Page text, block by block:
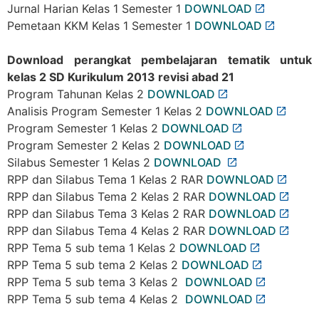
Jurnal Harian Kelas 1 Semester 1 DOWNLOAD
Pemetaan KKM Kelas 1 Semester 1 DOWNLOAD
Download perangkat pembelajaran tematik untuk
kelas 2 SD Kurikulum 2013 revisi abad 21
Program Tahunan Kelas 2 DOWNLOAD
Analisis Program Semester 1 Kelas 2 DOWNLOAD
Program Semester 1 Kelas 2 DOWNLOAD
Program Semester 2 Kelas 2 DOWNLOAD
Silabus Semester 1 Kelas 2 DOWNLOAD
RPP dan Silabus Tema 1 Kelas 2 RAR DOWNLOAD
RPP dan Silabus Tema 2 Kelas 2 RAR DOWNLOAD
RPP dan Silabus Tema 3 Kelas 2 RAR DOWNLOAD
RPP dan Silabus Tema 4 Kelas 2 RAR DOWNLOAD
RPP Tema 5 sub tema 1 Kelas 2 DOWNLOAD
RPP Tema 5 sub tema 2 Kelas 2 DOWNLOAD
RPP Tema 5 sub tema 3 Kelas 2 DOWNLOAD
RPP Tema 5 sub tema 4 Kelas 2 DOWNLOAD